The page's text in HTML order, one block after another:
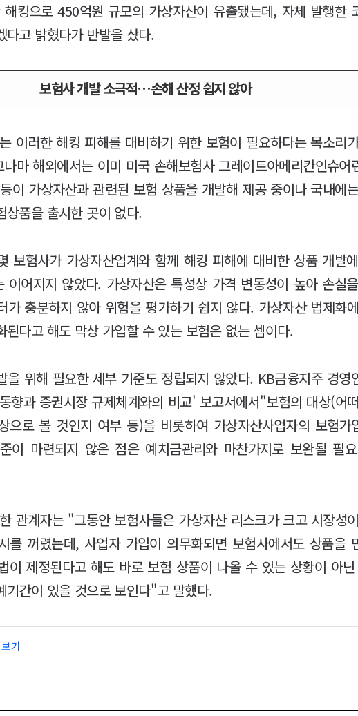
킹으로 450억원 규모의 가상자산이 유출됐는데, 자체 발행한
다고 밝혔다가 반발을 샀다.
보험사 개발 소극적…손해 산정 쉽지 않아
이러한 해킹 피해를 대비하기 위한 보험이 필요하다는 목소리
마 해외에서는 이미 미국 손해보험사 그레이트아메리칸인슈어
이 가상자산과 관련된 보험 상품을 개발해 제공 중이나 국내에
상품을 출시한 곳이 없다.
보험사가 가상자산업계와 함께 해킹 피해에 대비한 상품 개발
이어지지 않았다. 가상자산은 특성상 가격 변동성이 높아 손실
가 충분하지 않아 위험을 평가하기 쉽지 않다. 가상자산 법제화
된다고 해도 막상 가입할 수 있는 보험은 없는 셈이다.
을 위해 필요한 세부 기준도 정립되지 않았다. KB금융지주 경영
향과 증권시장 규제체계와의 비교' 보고서에서"보험의 대상(어
으로 볼 것인지 여부 등)을 비롯하여 가상자산사업자의 보험가
이 마련되지 않은 점은 예치금관리와 마찬가지로 보완될 필
관계자는 "그동안 보험사들은 가상자산 리스크가 크고 시장성
를 꺼렸는데, 사업자 가입이 의무화되면 보험사에서도 상품을
이 제정된다고 해도 바로 보험 상품이 나올 수 있는 상황이 아
기간이 있을 것으로 보인다"고 말했다.
기